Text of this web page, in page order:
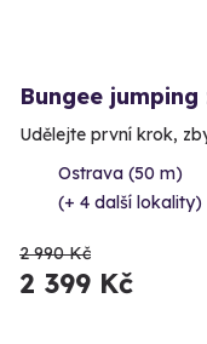
Bungee
Udělejte první krok,
Ostrava (50 m)
(+ 4 další lokality)
2 990 Kč
2 399 Kč